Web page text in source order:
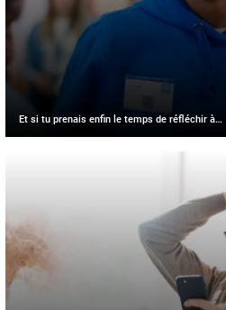
Et si tu prenais enfin le temps de réfléchir à…